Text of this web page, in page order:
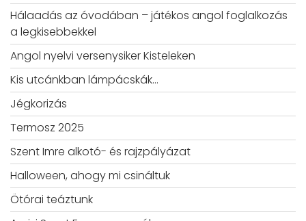
Hálaadás az óvodában – játékos angol foglalkozás
a legkisebbekkel
Angol nyelvi versenysiker Kisteleken
Kis utcánkban lámpácskák…
Jégkorizás
Termosz 2025
Szent Imre alkotó- és rajzpályázat
Halloween, ahogy mi csináltuk
Ötórai teáztunk